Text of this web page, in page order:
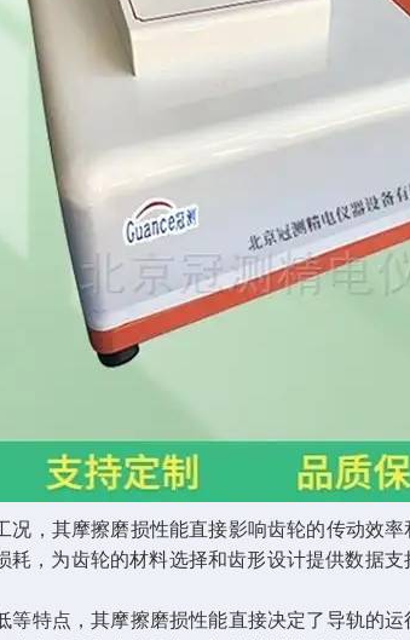
，其摩擦磨损性能直接影响齿轮的传动效
，为齿轮的材料选择和齿形设计提供数据
特点，其摩擦磨损性能直接决定了导轨的运